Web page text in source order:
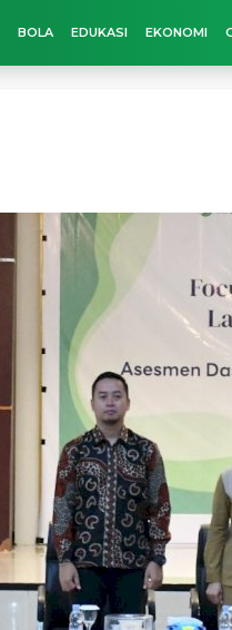
BOLA EDUKASI EKONOMI